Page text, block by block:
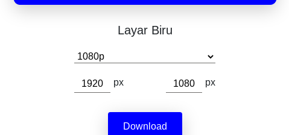
Layar Biru
px px
Download